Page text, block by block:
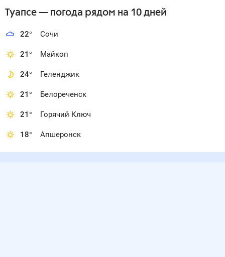
Туапсе— погода рядом на 10 дней
22° Сочи
21° Майкоп
24° Геленджик
21° Белореченск
21° Горячий Ключ
18° Апшеронск